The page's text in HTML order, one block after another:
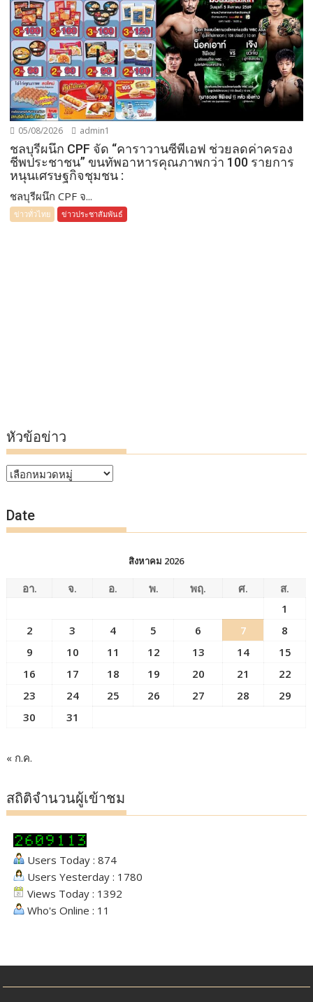
05/08/2026 admin1
ชลบุรีผนึก CPF จัด “คาราวานซีพีเอฟ ช่วยลดค่าครอง
ชีพประชาชน” ขนทัพอาหารคุณภาพกว่า 100 รายการ
หนุนเศรษฐกิจชุมชน :
ชลบุรีผนึก CPF จ...
ข่าวทั่วไทย ข่าวประชาสัมพันธ์
หัวข้อข่าว
หัวข้อ
Date
สิงหาคม 2026
อา. จ. อ. พ. พฤ. ศ.
ส.
1
2
3 4 5 6 7
8
9
10 11 12 13 14
15
16
17 18 19 20 21
22
23
24 25 26 27 28
29
30
31
« ก.ค.
สถิติจำนวนผู้เข้าชม
Users Today : 874
Users Yesterday : 1780
Views Today : 1392
Who's Online : 11